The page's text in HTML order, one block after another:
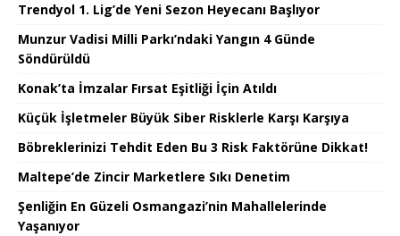
Trendyol 1. Lig’de Yeni Sezon Heyecanı Başlıyor
Munzur Vadisi Milli Parkı’ndaki Yangın 4 Günde
Söndürüldü
Konak’ta İmzalar Fırsat Eşitliği İçin Atıldı
Küçük İşletmeler Büyük Siber Risklerle Karşı Karşıya
Böbreklerinizi Tehdit Eden Bu 3 Risk Faktörüne Dikkat!
Maltepe’de Zincir Marketlere Sıkı Denetim
Şenliğin En Güzeli Osmangazi’nin Mahallelerinde
Yaşanıyor